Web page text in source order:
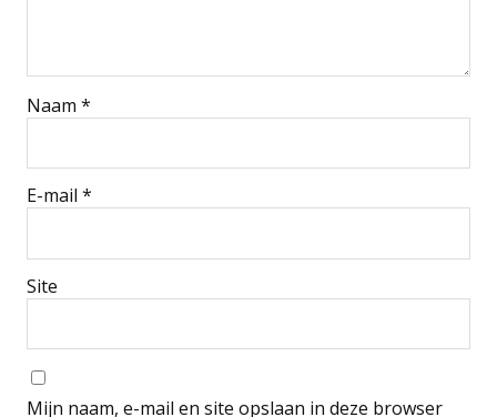
Naam *
E-mail *
Site
Mijn naam, e-mail en site opslaan in deze browser